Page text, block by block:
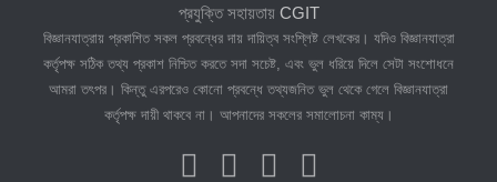
প্রযুক্তি সহায়তায় CGIT
বিজ্ঞানযাত্রায় প্রকাশিত সকল প্রবন্ধের দায় দায়িত্ব সংশ্লিষ্ট লেখকের। যদিও বিজ্ঞানযাত্রা
কর্তৃপক্ষ সঠিক তথ্য প্রকাশ নিশ্চিত করতে সদা সচেষ্ট, এবং ভুল ধরিয়ে দিলে সেটা সংশোধনে
আমরা তৎপর। কিন্তু এরপরেও কোনো প্রবন্ধে তথ্যজনিত ভুল থেকে গেলে বিজ্ঞানযাত্রা
কর্তৃপক্ষ দায়ী থাকবে না। আপনাদের সকলের সমালোচনা কাম্য।